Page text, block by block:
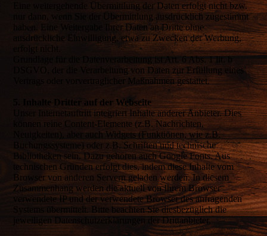
Eine weitergehende Übermittlung der Daten erfolgt nicht bzw.
nur dann, wenn Sie der Übermittlung ausdrücklich zugestimmt
haben. Eine Weitergabe Ihrer Daten an Dritte ohne
ausdrückliche Einwilligung, etwa zu Zwecken der Werbung,
erfolgt nicht.
Grundlage für die Datenverarbeitung ist Art. 6 Abs. 1 lit. b
DSGVO, der die Verarbeitung von Daten zur Erfüllung eines
Vertrags oder vorvertraglicher Maßnahmen gestattet.
5. Inhalte Dritter auf der Webseite
Unser Internetauftritt integriert Inhalte anderer Anbieter. Dies
können reine Content-Elemente (z.B. Nachrichten,
Neuigkeiten), aber auch Widgets (Funktionen, wie z.B.
Buchungssysteme) oder z.B. Schriften und technische
Bibliotheken sein. Dazu gehören auch Google Fonts. Aus
technischen Gründen erfolgt dies, indem diese Inhalte vom
Browser von anderen Servern geladen werden. In diesem
Zusammenhang werden die aktuell von Ihrem Browser
verwendete IP und der verwendete Browser des anfragenden
Systems übermittelt. Bitte beachten Sie diesbezüglich die
jeweiligen Datenschutzerklärungen der Drittanbieter.